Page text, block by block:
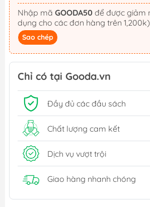
Nhập mã GOODA50
dụng cho các đơn hàng trên 1,200k)
Sao chép
Chỉ có tại Gooda.vn
Đầy đủ các đầu sách
Chất lượng cam kết
Dịch vụ vượt trội
Giao hàng nhanh chóng